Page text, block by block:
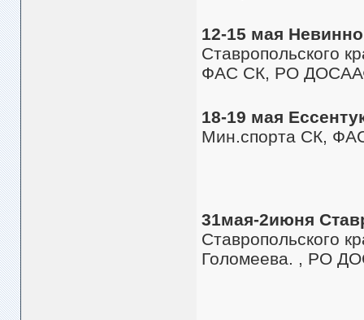
12-15 мая
Ставропольского
ФАС СК, РО
18-19 мая
Мин.спорта СК,
31мая-2июня
Ставропольского
Голомеева. , РО